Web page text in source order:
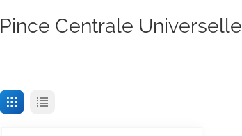
Pince Centrale Universelle